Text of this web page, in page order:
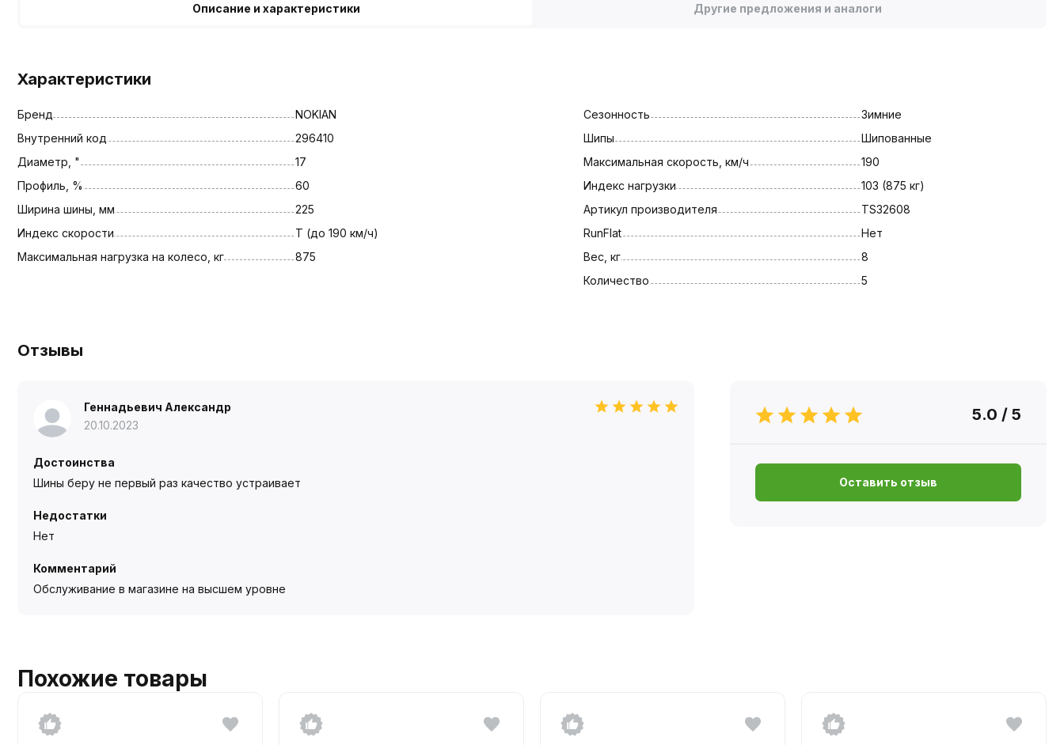
Описание и характеристики Другие предложения и аналоги
Характеристики
Бренд
NOKIAN
Внутренний код
296410
Диаметр, "
17
Профиль, %
60
Ширина шины, мм
225
Индекс скорости
T (до 190 км/ч)
Максимальная нагрузка на колесо, кг
875
Сезонность
Зимние
Шипы
Шипованные
Максимальная скорость, км/ч
190
Индекс нагрузки
103 (875 кг)
Артикул производителя
TS32608
RunFlat
Нет
Вес, кг
8
Количество
5
Отзывы
Геннадьевич Александр
20.10.2023
Достоинства
Шины беру не первый раз качество устраивает
Недостатки
Нет
Комментарий
Обслуживание в магазине на высшем уровне
5.0 / 5
Оставить отзыв
Похожие товары